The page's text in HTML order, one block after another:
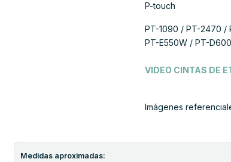
P-touch
PT-1090 / PT-2470 /
PT-E550W / PT-
VIDEO CINTAS DE
Imágenes
Medidas aproximadas: